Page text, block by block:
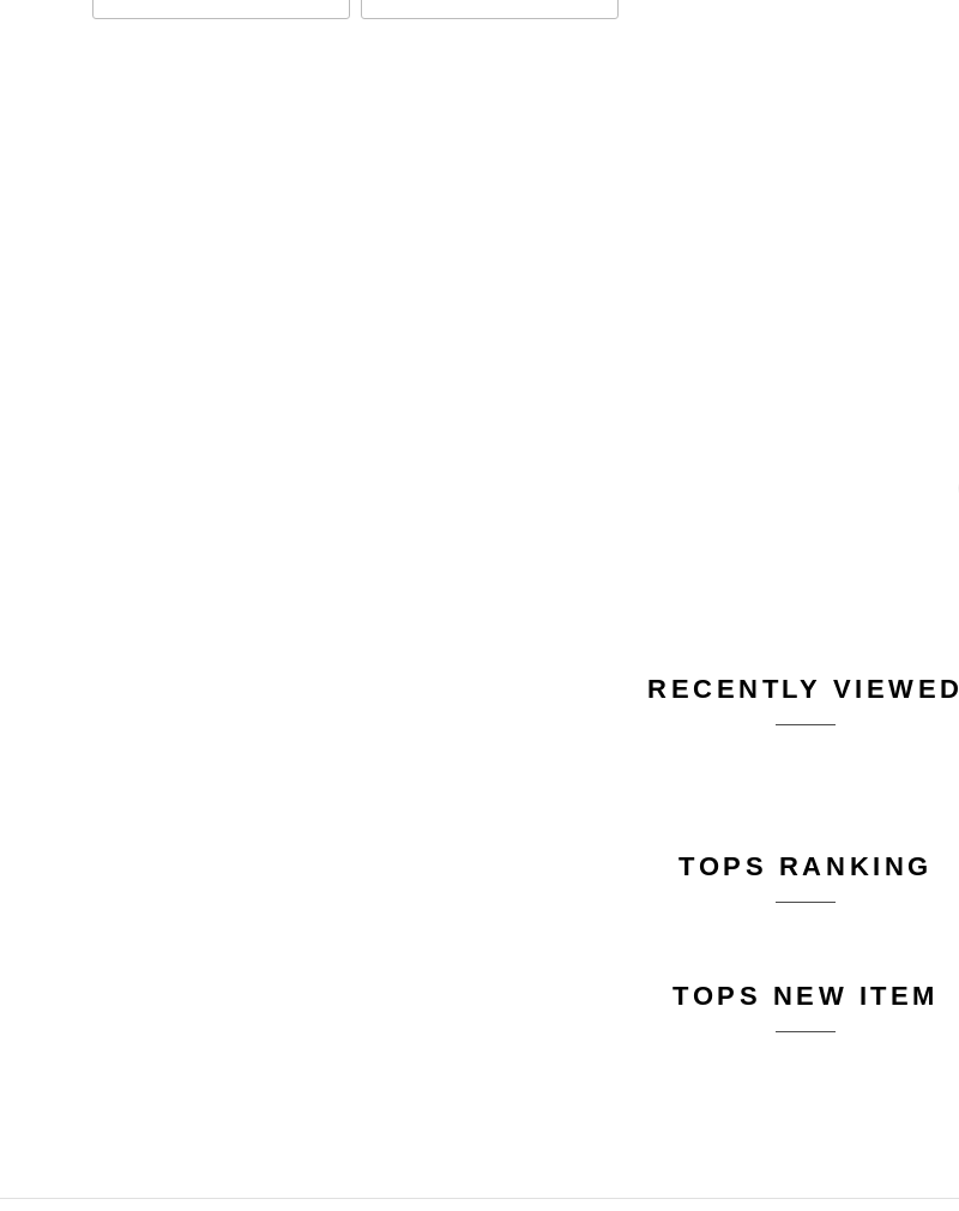
RECENTLY VIEWED
TOPS RANKING
TOPS NEW ITEM